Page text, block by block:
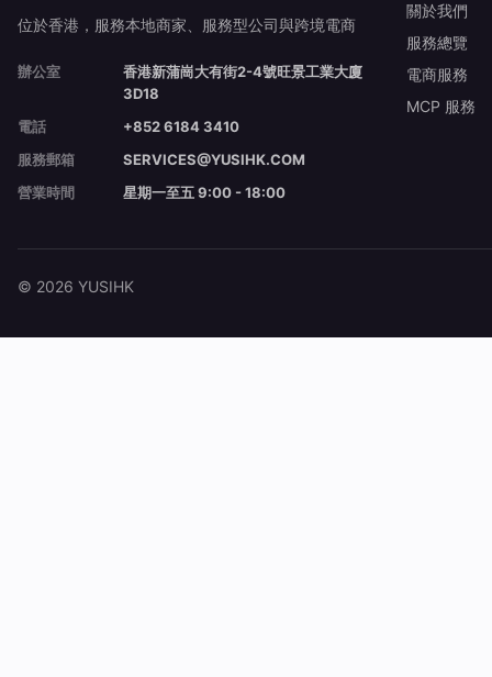
位於香港，服務本地商家、服務型公司與跨境電商
辦公室
香港新蒲崗大有街2-4號旺景工業大廈
3D18
電話
+852 6184 3410
服務郵箱
SERVICES@YUSIHK.COM
營業時間
星期一至五 9:00 - 18:00
關於我們
服務總覽
電商服務
MCP 服務
© 2026 YUSIHK